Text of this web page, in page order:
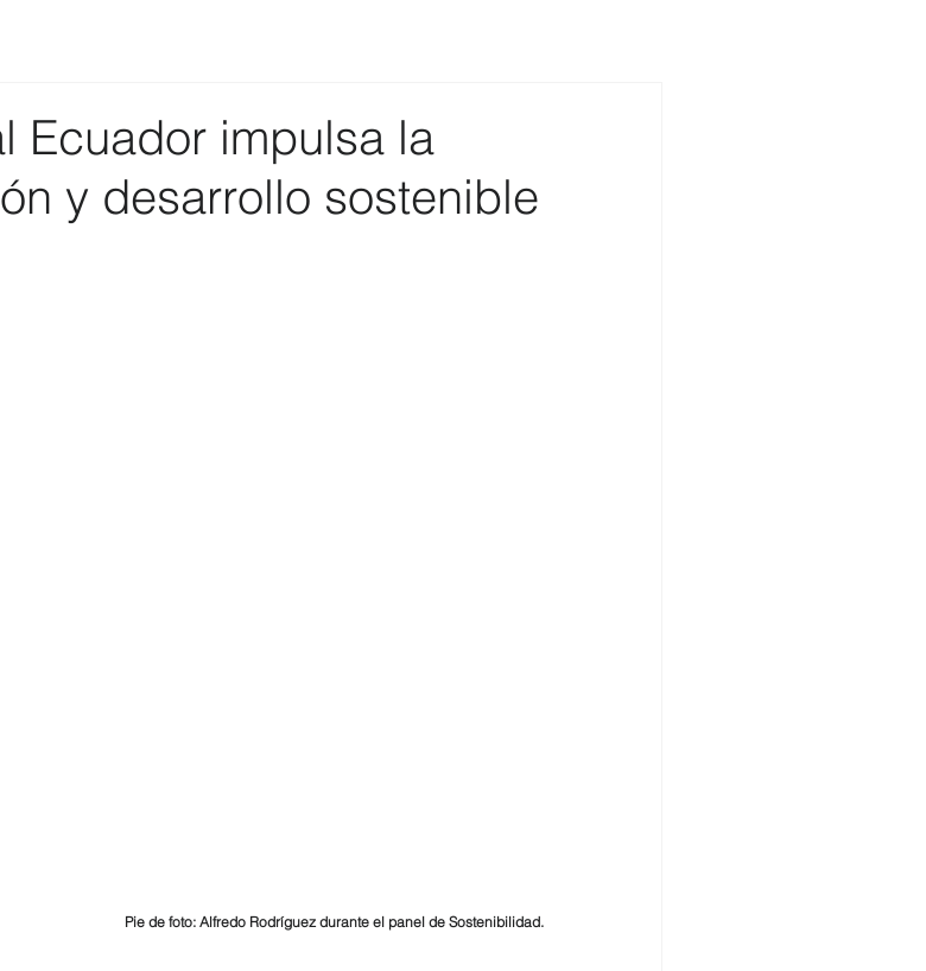
Ecuador impulsa la
y desarrollo sostenible
Pie de foto: Alfredo Rodríguez durante el panel de Sostenibilidad.